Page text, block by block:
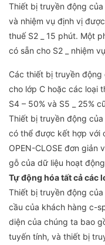
Thiết bị truyền động
và nhiệm vụ định vị
thuế S2 _ 15 phút. Một
có sẵn cho S2 _ nhiệm
Các thiết bị truyền động
cho lớp C hoặc các loại
S4 – 50% và S5 _ 25%
Thiết bị truyền động của
có thể được kết hợp với
OPEN-CLOSE đơn giản
gỗ của dữ liệu hoạt
Tự động hóa tất cả các
Thiết bị truyền động
cầu của khách hàng c-
diện của chúng ta bao
tuyến tính, và thiết bị